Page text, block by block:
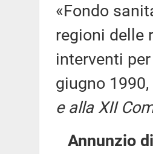
«Fondo
regioni delle
interventi
giugno
e alla XII
Annunzio